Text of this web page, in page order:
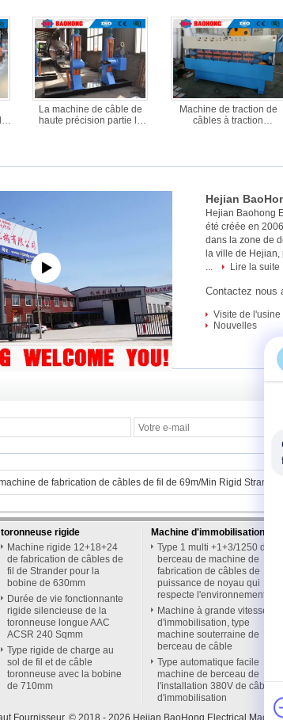
La machine de câble de
haute précision partie la
Machine de traction de
câbles à traction
Hejian
Co., Ltd.
Hejian Baohong
été créée en
dans la zone de
la ville de
...
Lire la suite
Contactez nous
Visite de l'usine
Nouvelles
de fabrication de câbles de fil de 69m/Min Rigid
toronneuse rigide
Machine rigide 12+18+24
de fabrication de câbles de
fil de Strander pour la
bobine de 630mm
Durée de vie fonctionnante
rigide silencieuse de la
toronneuse longue AAC
ACSR 240 Sqmm
Type rigide de charge au
sol de fil et de câble
toronneuse avec la bobine
de 710mm
Machine d'immobilisation
Type 1 multi +1+3/1250 de
berceau de machine de
fabrication de câbles de
puissance de noyau qui
respecte l'environnement
Machine à grande vitesse
d'immobilisation, type
machine souterraine de
berceau de câble
Type automatique facile
machine de berceau de
l'installation 380V de câble
d'immobilisation
Fournisseur. © 2018 - 2026 Hejian BaoHong Electrical